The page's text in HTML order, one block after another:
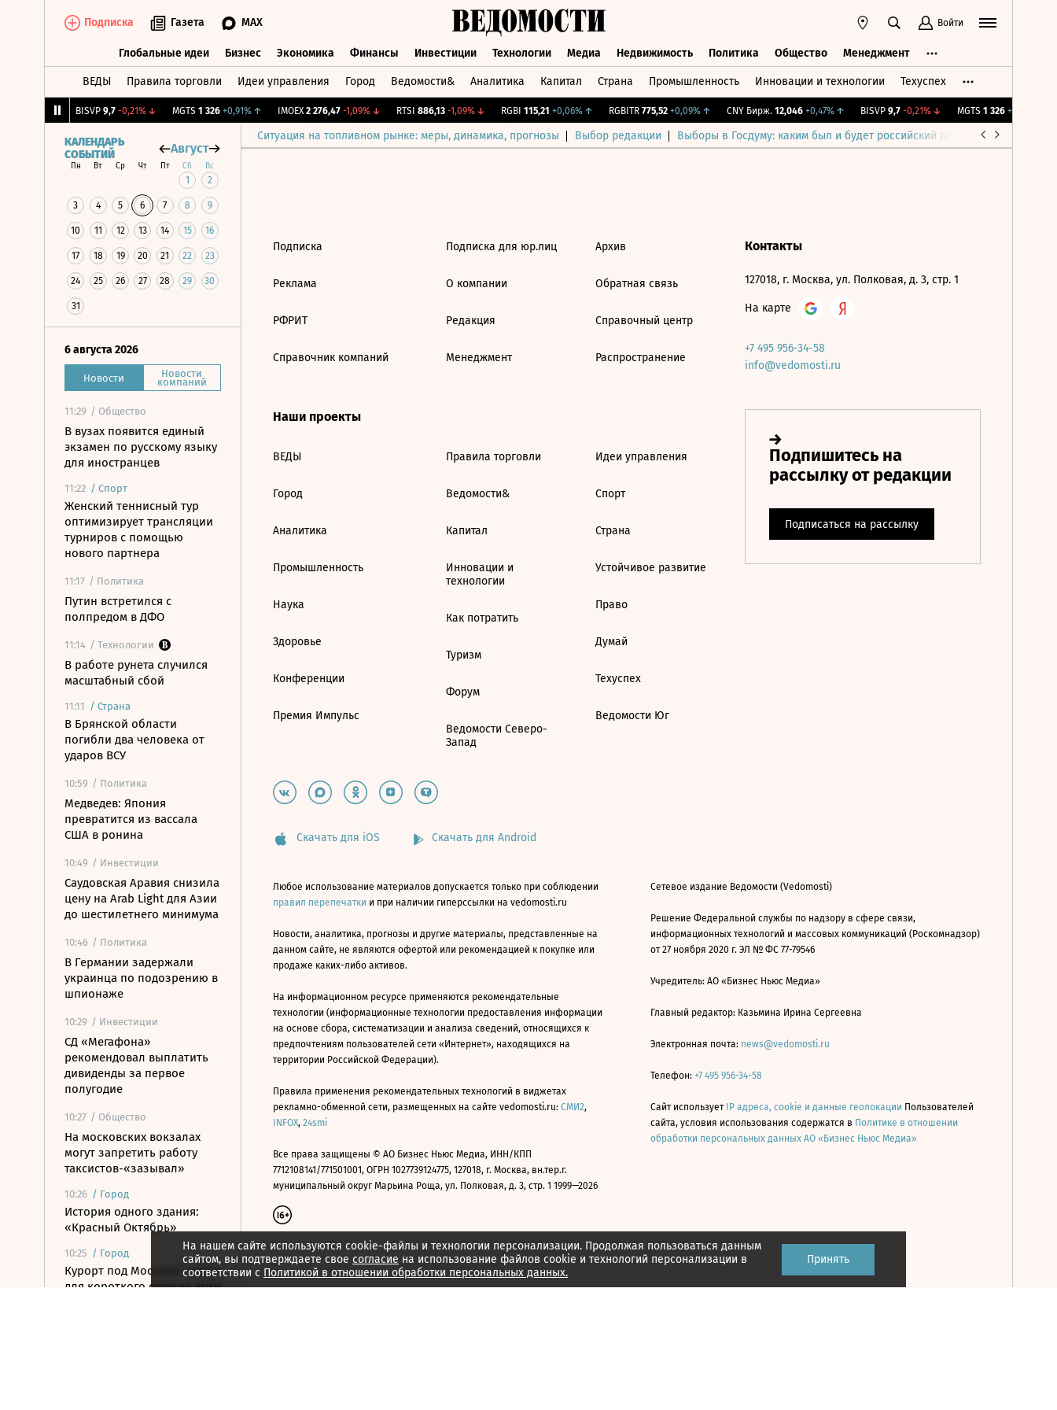
Подписка Газета MAX Войти
Глобальные идеи Бизнес Экономика Финансы Инвестиции Технологии Медиа Недвижимость Политика Общество Менеджмент
ВЕДЫ Правила торговли Идеи управления Город Ведомости& Аналитика Капитал Страна Промышленность Инновации и технологии Техуспех
BISVP 9,7 -0,21%↓ MGTS 1 326 +0,91%↑ IMOEX 2 276,47 -1,09%↓ RTSI 886,13 -1,09%↓ RGBI 115,21 +0,06%↑ RGBITR 775,52 +0,09%↑ CNY Бирж. 12,046 +0,47%↑ BISVP 9,7 -0,21%↓ MGTS 1 326 +0,91%
Ситуация на топливном рынке: меры, динамика, прогнозы Выбор редакции Выборы в Госдуму: каким был и будет российский парламент
КАЛЕНДАРЬ
СОБЫТИЙ
Август
Пн Вт Ср Чт Пт Сб Вс
1 2
3 4 5 6 7 8 9
10 11 12 13 14 15 16
17 18 19 20 21 22 23
24 25 26 27 28 29 30
31
6 августа 2026
Новости Новости
компаний
11:29 / Общество
В вузах появится единый
экзамен по русскому языку
для иностранцев
11:22 / Спорт
Женский теннисный тур
оптимизирует трансляции
турниров с помощью
нового партнера
11:17 / Политика
Путин встретился с
полпредом в ДФО
11:14 / Технологии
В работе рунета случился
масштабный сбой
11:11 / Страна
В Брянской области
погибли два человека от
ударов ВСУ
10:59 / Политика
Медведев: Япония
превратится из вассала
США в ронина
10:49 / Инвестиции
Саудовская Аравия снизила
цену на Arab Light для Азии
до шестилетнего минимума
10:46 / Политика
В Германии задержали
украинца по подозрению в
шпионаже
10:29 / Инвестиции
СД «Мегафона»
рекомендовал выплатить
дивиденды за первое
полугодие
10:27 / Общество
На московских вокзалах
могут запретить работу
таксистов-«зазывал»
10:26 / Город
История одного здания:
«Красный Октябрь»
10:25 / Город
Курорт под Москвой: отели
для короткого отпуска этим
На нашем сайте используются cookie-файлы и технологии персонализации. Продолжая пользоваться данным
сайтом, вы подтверждаете свое согласие на использование файлов cookie и технологий персонализации в
соответствии с Политикой в отношении обработки персональных данных.
Принять
Подписка
Реклама
РФРИТ
Справочник компаний
Подписка для юр.лиц
О компании
Редакция
Менеджмент
Архив
Обратная связь
Справочный центр
Распространение
Наши проекты
ВЕДЫ
Город
Аналитика
Промышленность
Наука
Здоровье
Конференции
Премия Импульс
Правила торговли
Ведомости&
Капитал
Инновации и
технологии
Как потратить
Туризм
Форум
Ведомости Северо-
Запад
Идеи управления
Спорт
Страна
Устойчивое развитие
Право
Думай
Техуспех
Ведомости Юг
Контакты
127018, г. Москва, ул. Полковая, д. 3, стр. 1
На карте
+7 495 956-34-58
info@vedomosti.ru
Скачать для iOS Скачать для Android
Любое использование материалов допускается только при соблюдении
правил перепечатки и при наличии гиперссылки на vedomosti.ru
Новости, аналитика, прогнозы и другие материалы, представленные на
данном сайте, не являются офертой или рекомендацией к покупке или
продаже каких-либо активов.
На информационном ресурсе применяются рекомендательные
технологии (информационные технологии предоставления информации
на основе сбора, систематизации и анализа сведений, относящихся к
предпочтениям пользователей сети «Интернет», находящихся на
территории Российской Федерации).
Правила применения рекомендательных технологий в виджетах
рекламно-обменной сети, размещенных на сайте vedomosti.ru: СМИ2,
INFOX, 24smi
Все права защищены © АО Бизнес Ньюс Медиа, ИНН/КПП
7712108141/771501001, ОГРН 1027739124775, 127018, г. Москва, вн.тер.г.
муниципальный округ Марьина Роща, ул. Полковая, д. 3, стр. 1 1999—2026
Сетевое издание Ведомости (Vedomosti)
Решение Федеральной службы по надзору в сфере связи,
информационных технологий и массовых коммуникаций (Роскомнадзор)
от 27 ноября 2020 г. ЭЛ № ФС 77-79546
Учредитель: АО «Бизнес Ньюс Медиа»
Главный редактор: Казьмина Ирина Сергеевна
Электронная почта: news@vedomosti.ru
Телефон: +7 495 956-34-58
Сайт использует IP адреса, cookie и данные геолокации Пользователей
сайта, условия использования содержатся в Политике в отношении
обработки персональных данных АО «Бизнес Ньюс Медиа»